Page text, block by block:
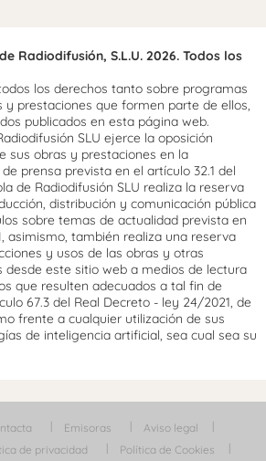
Radiodifusión, S.L.U. 2026. Todos los
los derechos tanto sobre programas
y prestaciones que formen parte de ellos,
publicados en esta página web.
SLU ejerce la oposición
sus obras y prestaciones en la
prensa prevista en el artículo 32.1 del
de Radiodifusión SLU realiza la reserva
distribución y comunicación pública
sobre temas de actualidad prevista en
asimismo, también realiza una reserva
y usos de las obras y otras
desde este sitio web a medios de lectura
que resulten adecuados a tal fin de
67.3 del Real Decreto - ley 24/2021, de
frente a cualquier utilización de sus
de inteligencia artificial, sea cual sea su
Emisoras
Aviso legal
de privacidad
Política de Cookies